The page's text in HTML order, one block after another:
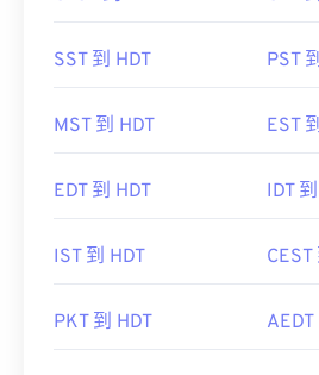
SST 到 HDT PST
MST 到 HDT EST
EDT 到 HDT IDT
IST 到 HDT CEST
PKT 到 HDT